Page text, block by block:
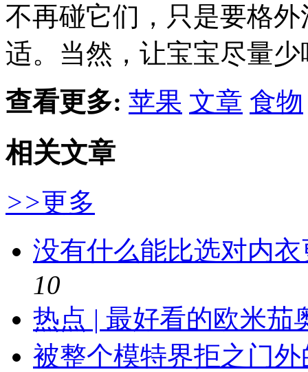
不再碰它们，只是要格
适。当然，让宝宝尽量
查看更多: 苹果 文章 食物
相关文章
>>更多
没有什么能比选对内
10
热点 | 最好看的欧米茄
被整个模特界拒之门